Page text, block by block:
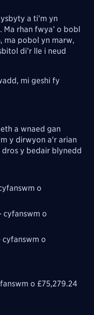
a ti’m yn
rhan fwya’ o bobl
ma pobol yn marw,
di’r lle i neud
mi geshi fy
a wnaed gan
y dirwyon a'r arian
y bedair blynedd
o
cyfanswm o
o
o £75,279.24